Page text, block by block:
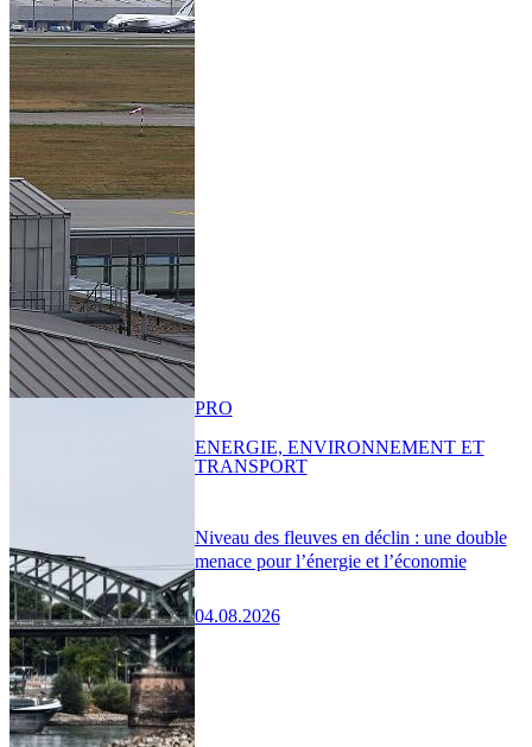
Niveau des fleuves en déclin : une double
menace pour l’énergie et l’économie
04.08.2026
PRO
ENERGIE, ENVIRONNEMENT ET
TRANSPORT